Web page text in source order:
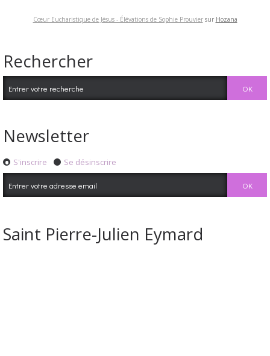
Cœur Eucharistique de Jésus - Élévations de Sophie Prouviersur Hozana
Rechercher
Newsletter
S'inscrire Se désinscrire
Saint Pierre-Julien Eymard